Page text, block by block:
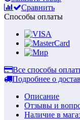
Сравнить
Способы оплаты
Все способы
Подробнее о
Описание
Отзывы и
Наличие в